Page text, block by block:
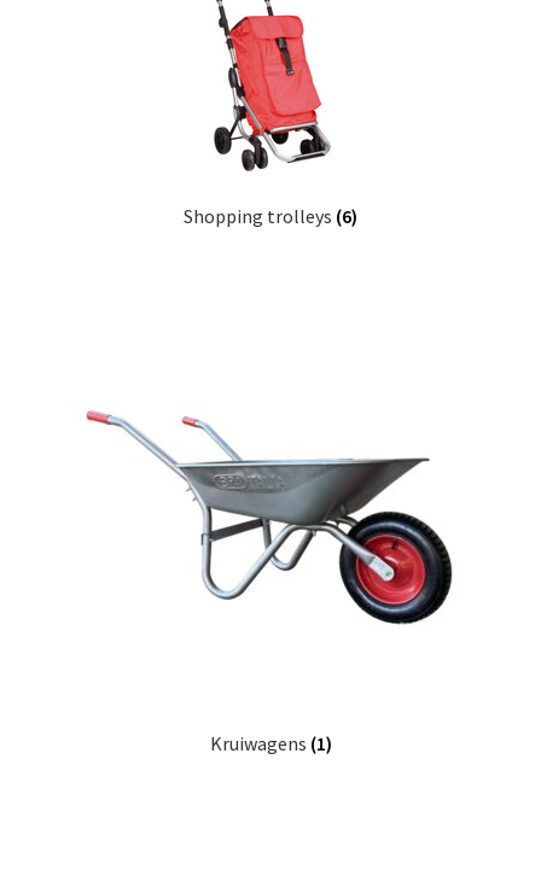
Shopping trolleys (6)
Kruiwagens (1)